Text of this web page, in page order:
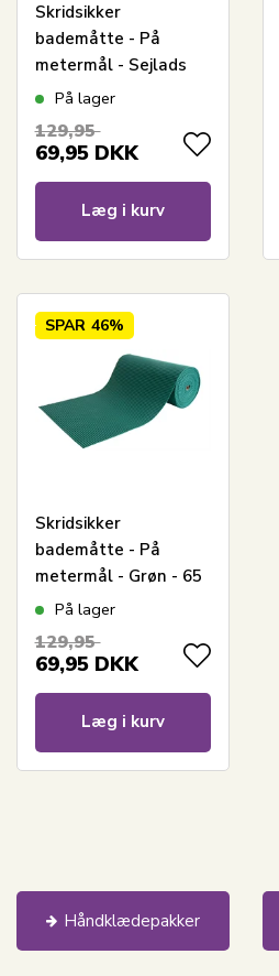
Skridsikker
bademåtte - På
metermål - Sejlads
motiv - 65 cm bred -
til vådrum - Grå
På lager
129,95
69,95 DKK
Læg i kurv
SPAR 46%
Skridsikker
bademåtte - På
metermål - Grøn - 65
cm bred -
til vådrum
På lager
129,95
69,95 DKK
Læg i kurv
Håndklædepakker